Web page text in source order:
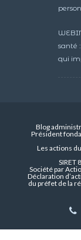
santé
qui
Blog
Président
Les actions
SIRET
Société par
Déclaration
du préfet de la